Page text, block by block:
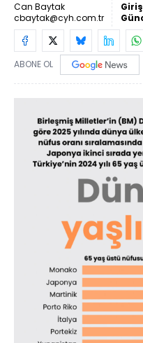
Can Baytak
cbaytak@cyh.com.tr
ABONE OL